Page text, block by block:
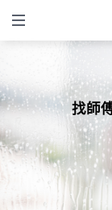
找師